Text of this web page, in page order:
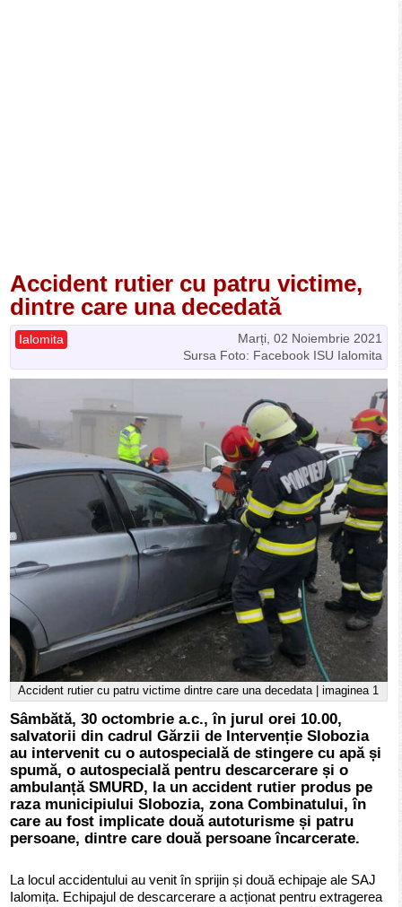
Accident rutier cu patru victime,
dintre care una decedată
Marți, 02 Noiembrie 2021
Ialomita
Sursa Foto: Facebook ISU Ialomita
Accident rutier cu patru victime dintre care una decedata | imaginea 1
Sâmbătă, 30 octombrie a.c., în jurul orei 10.00,
salvatorii din cadrul Gărzii de Intervenție Slobozia
au intervenit cu o autospecială de stingere cu apă și
spumă, o autospecială pentru descarcerare și o
ambulanță SMURD, la un accident rutier produs pe
raza municipiului Slobozia, zona Combinatului, în
care au fost implicate două autoturisme și patru
persoane, dintre care două persoane încarcerate.
La locul accidentului au venit în sprijin și două echipaje ale SAJ
Ialomița. Echipajul de descarcerare a acționat pentru extragerea